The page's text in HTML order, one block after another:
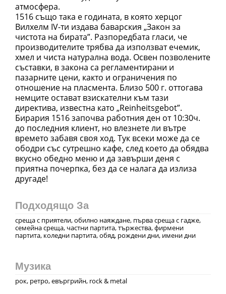
атмосфера.
1516 също така е годината, в която херцог
Вилхелм IV-ти издава баварския „Закон за
чистота на бирата”. Разпоредбата гласи, че
производителите трябва да използват ечемик,
хмел и чиста натурална вода. Освен позволените
съставки, в закона са регламентирани и
пазарните цени, както и ограничения по
отношение на пласмента. Близо 500 г. оттогава
немците остават взискателни към тази
директива, известна като „Reinheitsgebot”.
Бирария 1516 започва работния ден от 10:30ч.
до последния клиент, но влезнете ли вътре
времето забавя своя ход. Тук всеки може да се
ободри със сутрешно кафе, след което да обядва
вкусно обедно меню и да завърши деня с
приятна почерпка, без да се налага да излиза
Подходящо За
среща с приятели, обилно наяждане, първа среща с гадже,
семейна среща, частни партита, тържества, фирмени
партита, коледни партита, обяд, рождени дни, имени дни
Музика
рок, ретро, евъргрийн, rock & metal